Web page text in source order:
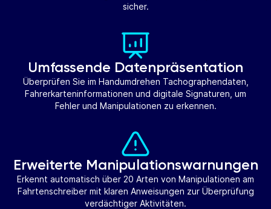
sicher.
Umfassende Datenpräsentation
Überprüfen Sie im Handumdrehen Tachographendaten,
Fahrerkarteninformationen und digitale Signaturen, um
Fehler und Manipulationen zu erkennen.
Erweiterte Manipulationswarnungen
Erkennt automatisch über 20 Arten von Manipulationen am
Fahrtenschreiber mit klaren Anweisungen zur Überprüfung
verdächtiger Aktivitäten.